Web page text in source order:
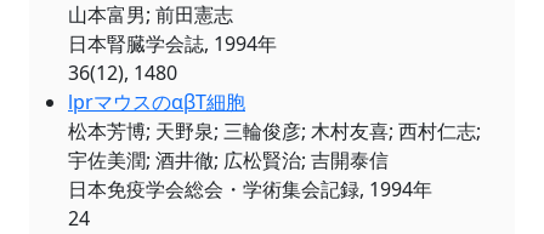
山本富男; 前田憲志
日本腎臓学会誌, 1994年
36(12), 1480
lprマウスのαβT細胞
松本芳博; 天野泉; 三輪俊彦; 木村友喜; 西村仁志;
宇佐美潤; 酒井徹; 広松賢治; 吉開泰信
日本免疫学会総会・学術集会記録, 1994年
24